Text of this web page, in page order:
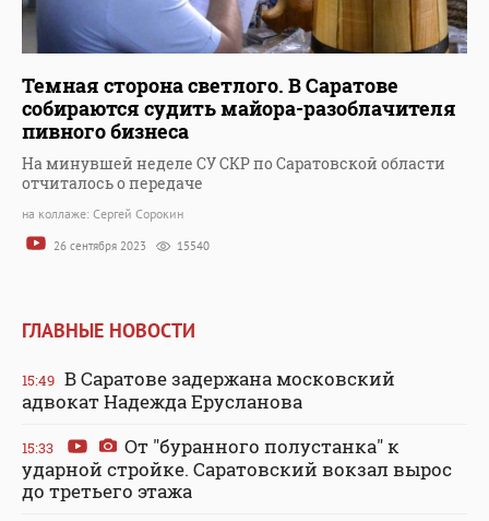
Темная сторона светлого. В Саратове
собираются судить майора-разоблачителя
пивного бизнеса
На минувшей неделе СУ СКР по Саратовской области
отчиталось о передаче
на коллаже: Сергей Сорокин
26 сентября 2023 15540
ГЛАВНЫЕ НОВОСТИ
15:49 В Саратове задержана московский
адвокат Надежда Ерусланова
15:33
От "буранного полустанка" к
ударной стройке. Саратовский вокзал вырос
до третьего этажа